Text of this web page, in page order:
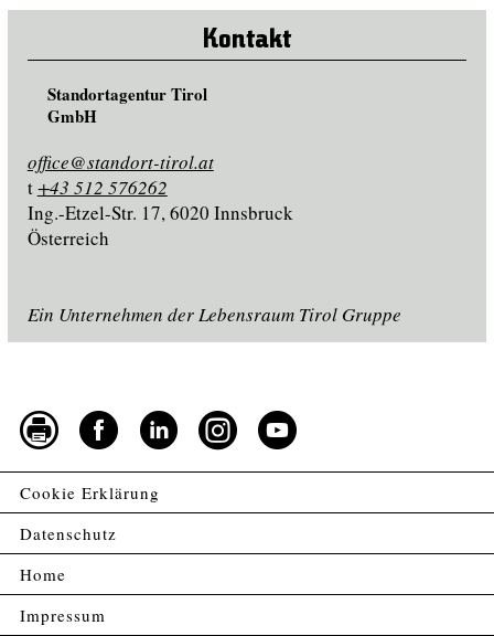
Kontakt
Standortagentur Tirol
GmbH
office@standort-tirol.at
t+43 512 576262
Ing.-Etzel-Str. 17, 6020 Innsbruck
Österreich
Ein Unternehmen der Lebensraum Tirol Gruppe
Cookie Erklärung
Datenschutz
Home
Impressum